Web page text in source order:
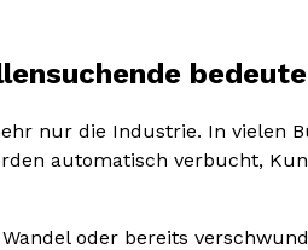
nur die Industrie. In vielen
automatisch verbucht,
oder bereits